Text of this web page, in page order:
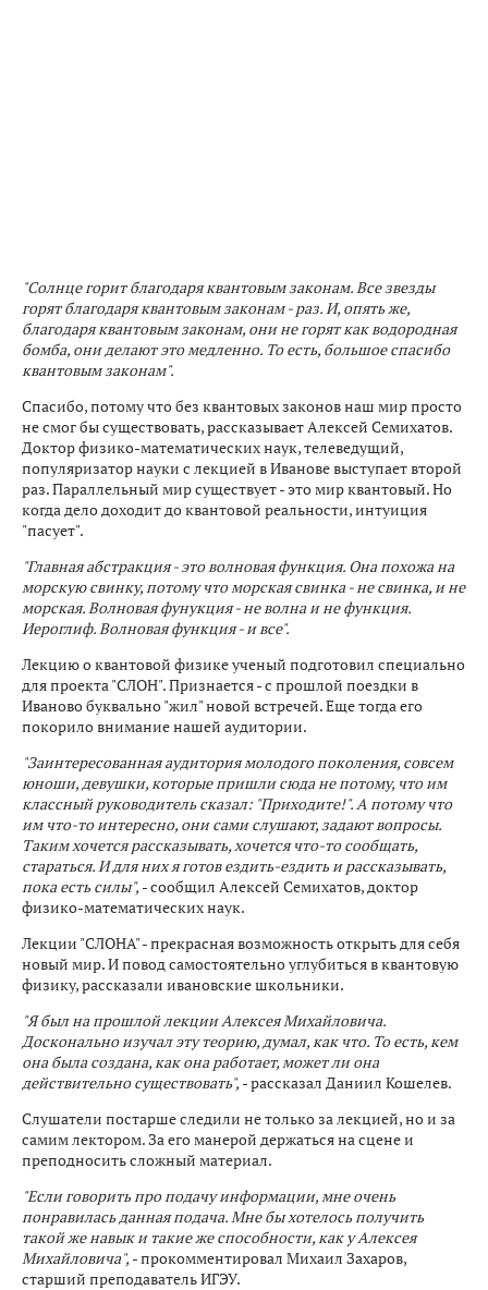
"Солнце горит благодаря квантовым законам. Все звезды
горят благодаря квантовым законам - раз. И, опять же,
благодаря квантовым законам, они не горят как водородная
бомба, они делают это медленно. То есть, большое спасибо
квантовым законам".
Спасибо, потому что без квантовых законов наш мир просто
не смог бы существовать, рассказывает Алексей Семихатов.
Доктор физико-математических наук, телеведущий,
популяризатор науки с лекцией в Иванове выступает второй
раз. Параллельный мир существует - это мир квантовый. Но
когда дело доходит до квантовой реальности, интуиция
"пасует".
"Главная абстракция - это волновая функция. Она похожа на
морскую свинку, потому что морская свинка - не свинка, и не
морская. Волновая фунукция - не волна и не функция.
Иероглиф. Волновая функция - и все".
Лекцию о квантовой физике ученый подготовил специально
для проекта "СЛОН". Признается - с прошлой поездки в
Иваново буквально "жил" новой встречей. Еще тогда его
покорило внимание нашей аудитории.
"Заинтересованная аудитория молодого поколения, совсем
юноши, девушки, которые пришли сюда не потому, что им
классный руководитель сказал: "Приходите!". А потому что
им что-то интересно, они сами слушают, задают вопросы.
Таким хочется рассказывать, хочется что-то сообщать,
стараться. И для них я готов ездить-ездить и рассказывать,
пока есть силы", - сообщил Алексей Семихатов, доктор
физико-математических наук.
Лекции "СЛОНА" - прекрасная возможность открыть для себя
новый мир. И повод самостоятельно углубиться в квантовую
физику, рассказали ивановские школьники.
"Я был на прошлой лекции Алексея Михайловича.
Досконально изучал эту теорию, думал, как что. То есть, кем
она была создана, как она работает, может ли она
действительно существовать", - рассказал Даниил Кошелев.
Слушатели постарше следили не только за лекцией, но и за
самим лектором. За его манерой держаться на сцене и
преподносить сложный материал.
"Если говорить про подачу информации, мне очень
понравилась данная подача. Мне бы хотелось получить
такой же навык и такие же способности, как у Алексея
Михайловича", - прокомментировал Михаил Захаров,
старший преподаватель ИГЭУ.